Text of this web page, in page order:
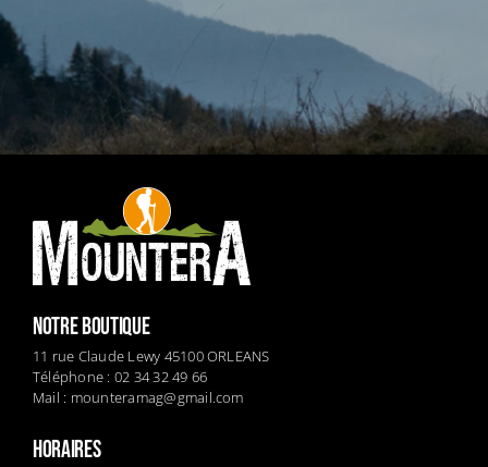
NOTRE BOUTIQUE
11 rue Claude Lewy 45100 ORLEANS
Téléphone : 02 34 32 49 66
Mail : mounteramag@gmail.com
HORAIRES